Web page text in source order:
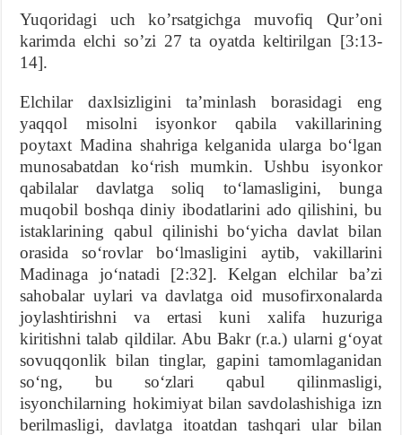
Yuqoridagi uch ko’rsatgichga muvofiq Qur’oni
karimda elchi so’zi 27 ta oyatda keltirilgan [3:13-
14].
Elchilar daxlsizligini ta’minlash borasidagi eng
yaqqol misolni isyonkor qabila vakillarining
poytaxt Madina shahriga kelganida ularga bo‘lgan
munosabatdan ko‘rish mumkin. Ushbu isyonkor
qabilalar davlatga soliq to‘lamasligini, bunga
muqobil boshqa diniy ibodatlarini ado qilishini, bu
istaklarining qabul qilinishi bo‘yicha davlat bilan
orasida so‘rovlar bo‘lmasligini aytib, vakillarini
Madinaga jo‘natadi [2:32]. Kelgan elchilar ba’zi
sahobalar uylari va davlatga oid musofirxonalarda
joylashtirishni va ertasi kuni xalifa huzuriga
kiritishni talab qildilar. Abu Bakr (r.a.) ularni g‘oyat
sovuqqonlik bilan tinglar, gapini tamomlaganidan
so‘ng, bu so‘zlari qabul qilinmasligi,
isyonchilarning hokimiyat bilan savdolashishiga izn
berilmasligi, davlatga itoatdan tashqari ular bilan